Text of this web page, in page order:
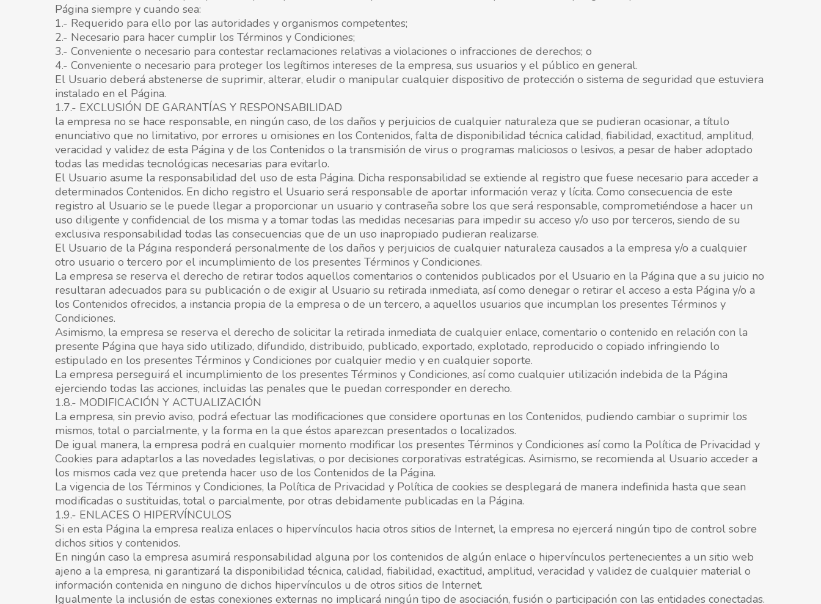
Página siempre y cuando sea:
1.- Requerido para ello por las autoridades y organismos competentes;
2.- Necesario para hacer cumplir los Términos y Condiciones;
3.- Conveniente o necesario para contestar reclamaciones relativas a violaciones o infracciones de derechos; o
4.- Conveniente o necesario para proteger los legítimos intereses de la empresa, sus usuarios y el público en general.
El Usuario deberá abstenerse de suprimir, alterar, eludir o manipular cualquier dispositivo de protección o sistema de seguridad que estuviera
instalado en el Página.
1.7.- EXCLUSIÓN DE GARANTÍAS Y RESPONSABILIDAD
la empresa no se hace responsable, en ningún caso, de los daños y perjuicios de cualquier naturaleza que se pudieran ocasionar, a título
enunciativo que no limitativo, por errores u omisiones en los Contenidos, falta de disponibilidad técnica calidad, fiabilidad, exactitud, amplitud,
veracidad y validez de esta Página y de los Contenidos o la transmisión de virus o programas maliciosos o lesivos, a pesar de haber adoptado
todas las medidas tecnológicas necesarias para evitarlo.
El Usuario asume la responsabilidad del uso de esta Página. Dicha responsabilidad se extiende al registro que fuese necesario para acceder a
determinados Contenidos. En dicho registro el Usuario será responsable de aportar información veraz y lícita. Como consecuencia de este
registro al Usuario se le puede llegar a proporcionar un usuario y contraseña sobre los que será responsable, comprometiéndose a hacer un
uso diligente y confidencial de los misma y a tomar todas las medidas necesarias para impedir su acceso y/o uso por terceros, siendo de su
exclusiva responsabilidad todas las consecuencias que de un uso inapropiado pudieran realizarse.
El Usuario de la Página responderá personalmente de los daños y perjuicios de cualquier naturaleza causados a la empresa y/o a cualquier
otro usuario o tercero por el incumplimiento de los presentes Términos y Condiciones.
La empresa se reserva el derecho de retirar todos aquellos comentarios o contenidos publicados por el Usuario en la Página que a su juicio no
resultaran adecuados para su publicación o de exigir al Usuario su retirada inmediata, así como denegar o retirar el acceso a esta Página y/o a
los Contenidos ofrecidos, a instancia propia de la empresa o de un tercero, a aquellos usuarios que incumplan los presentes Términos y
Condiciones.
Asimismo, la empresa se reserva el derecho de solicitar la retirada inmediata de cualquier enlace, comentario o contenido en relación con la
presente Página que haya sido utilizado, difundido, distribuido, publicado, exportado, explotado, reproducido o copiado infringiendo lo
estipulado en los presentes Términos y Condiciones por cualquier medio y en cualquier soporte.
La empresa perseguirá el incumplimiento de los presentes Términos y Condiciones, así como cualquier utilización indebida de la Página
ejerciendo todas las acciones, incluidas las penales que le puedan corresponder en derecho.
1.8.- MODIFICACIÓN Y ACTUALIZACIÓN
La empresa, sin previo aviso, podrá efectuar las modificaciones que considere oportunas en los Contenidos, pudiendo cambiar o suprimir los
mismos, total o parcialmente, y la forma en la que éstos aparezcan presentados o localizados.
De igual manera, la empresa podrá en cualquier momento modificar los presentes Términos y Condiciones así como la Política de Privacidad y
Cookies para adaptarlos a las novedades legislativas, o por decisiones corporativas estratégicas. Asimismo, se recomienda al Usuario acceder a
los mismos cada vez que pretenda hacer uso de los Contenidos de la Página.
La vigencia de los Términos y Condiciones, la Política de Privacidad y Política de cookies se desplegará de manera indefinida hasta que sean
modificadas o sustituidas, total o parcialmente, por otras debidamente publicadas en la Página.
1.9.- ENLACES O HIPERVÍNCULOS
Si en esta Página la empresa realiza enlaces o hipervínculos hacia otros sitios de Internet, la empresa no ejercerá ningún tipo de control sobre
dichos sitios y contenidos.
En ningún caso la empresa asumirá responsabilidad alguna por los contenidos de algún enlace o hipervínculos pertenecientes a un sitio web
ajeno a la empresa, ni garantizará la disponibilidad técnica, calidad, fiabilidad, exactitud, amplitud, veracidad y validez de cualquier material o
información contenida en ninguno de dichos hipervínculos u de otros sitios de Internet.
Igualmente la inclusión de estas conexiones externas no implicará ningún tipo de asociación, fusión o participación con las entidades conectadas.